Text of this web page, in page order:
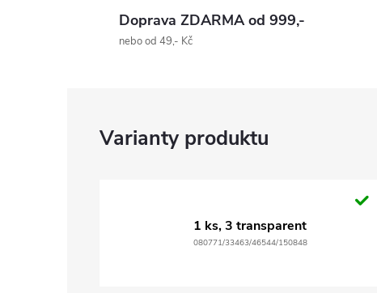
Doprava ZDARMA od 999,-
nebo od 49,- Kč
1 ks, 3 transparent
080771/33463/46544/150848